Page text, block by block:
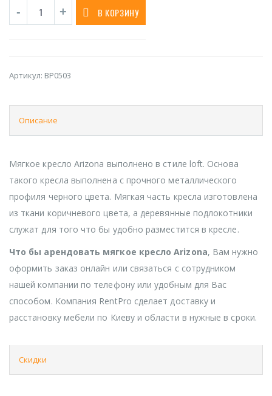
В КОРЗИНУ
Артикул: BP0503
Описание
Мягкое кресло Arizona выполнено в стиле loft. Основа
такого кресла выполнена с прочного металлического
профиля черного цвета. Мягкая часть кресла изготовлена
из ткани коричневого цвета, а деревянные подлокотники
служат для того что бы удобно разместится в кресле.
Что бы арендовать мягкое кресло Arizona, Вам нужно
оформить заказ онлайн или связаться с сотрудником
нашей компании по телефону или удобным для Вас
способом. Компания RentPro сделает доставку и
расстановку мебели по Киеву и области в нужные в сроки.
Скидки